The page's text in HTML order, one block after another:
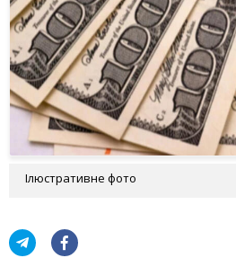
Ілюстративне фото